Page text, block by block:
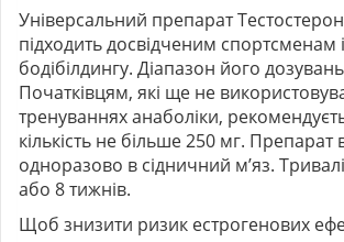
Універсальний препарат
підходить досвідченим спортсменам
бодібілдингу. Діапазон його
Початківцям, які ще не
тренуваннях анаболіки,
кількість не більше 250 мг. Препарат
одноразово в сідничний м’яз.
або 8 тижнів.
Щоб знизити ризик естрогенових